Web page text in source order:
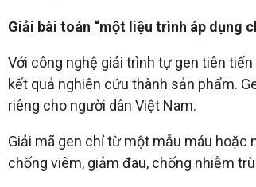
Giải bài toán “một liệu trình áp dụng
Với công nghệ giải trình tự gen tiên
kết quả nghiên cứu thành sản phẩm.
riêng cho người dân Việt Nam.
Giải mã gen chỉ từ một mẫu máu hoặc
chống viêm, giảm đau, chống nhiễm